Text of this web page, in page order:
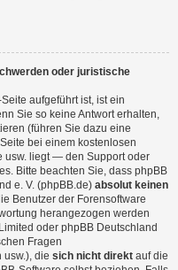
oder juristische
aufgeführt ist, ist ein
Sie so keine Antwort erhalten,
(führen Sie dazu eine
bei einem kostenlosen
usw. liegt — den Support oder
Bitte beachten Sie, dass phpBB
e. V. (phpBB.de) absolut keinen
Benutzer der Forensoftware
herangezogen werden
oder phpBB Deutschland
Fragen
die sich nicht direkt auf die